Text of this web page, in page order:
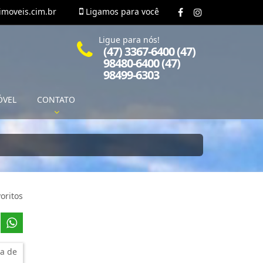
Ligamos para você
CONTATO
Ligue para nós!
(47) 3367-6400 (47)
98480-6400 (47)
98499-6303
de